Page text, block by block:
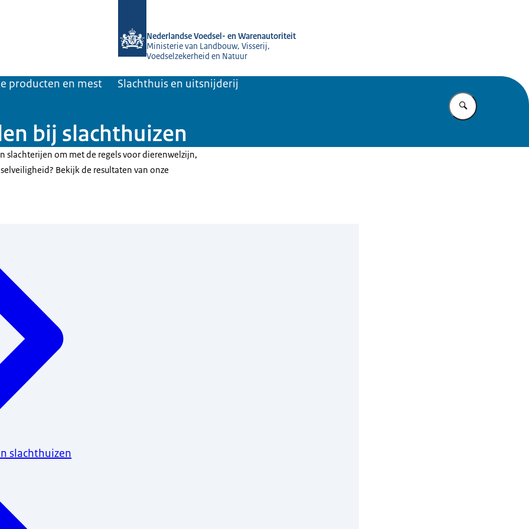
Nederlandse Voedsel- en Warenautoriteit
Ministerie van Landbouw, Visserij,
Voedselzekerheid en Natuur
producten en mest Slachthuis en uitsnijderij
Vul in wat u
bij slachthuizen
slachterijen om met de regels voor dierenwelzijn,
Bekijk de resultaten van onze
slachthuizen